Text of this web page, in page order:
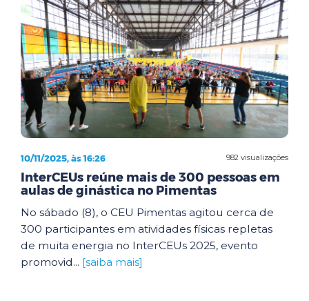
982 visualizações
10/11/2025, às 16:26
InterCEUs reúne mais de 300 pessoas em
aulas de ginástica no Pimentas
No sábado (8), o CEU Pimentas agitou cerca de
300 participantes em atividades físicas repletas
de muita energia no InterCEUs 2025, evento
promovid... [saiba mais]